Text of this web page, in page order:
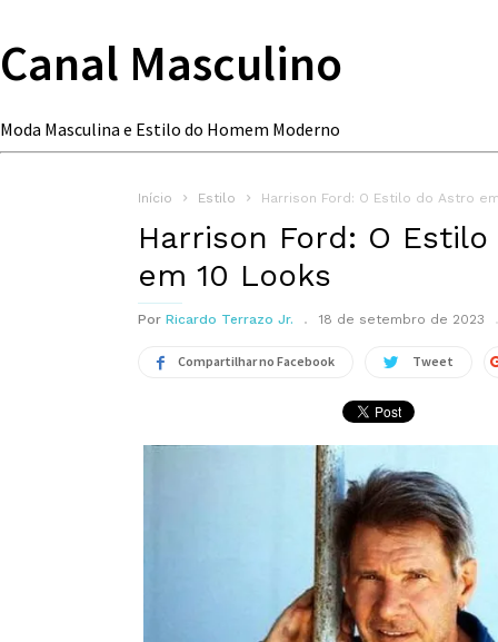
Canal Masculino
Moda Masculina e Estilo do Homem Moderno
Início Estilo Harrison Ford: O Estilo do Astro
Harrison Ford: O
em 10 Looks
Por Ricardo Terrazo Jr. 18 de setembro de 2023
Compartilhar no Facebook Tweet